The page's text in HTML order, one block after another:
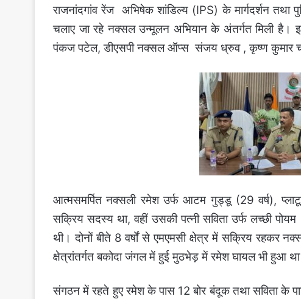
राजनांदगांव रेंज अभिषेक शांडिल्य (IPS) के मार्गदर्शन
चलाए जा रहे नक्सल उन्मूलन अभियान के अंतर्गत मिली है।
पंकज पटेल, डीएसपी नक्सल ऑप्स संजय ध्रुव , कृष्ण कुमार
आत्मसमर्पित नक्सली रमेश उर्फ आटम गुड्डू (29 वर्ष),
सक्रिय सदस्य था, वहीं उसकी पत्नी सविता उर्फ लच्छी
थी। दोनों बीते 8 वर्षों से एमएमसी क्षेत्र में सक्रिय रहकर
क्षेत्रांतर्गत बकोदा जंगल में हुई मुठभेड़ में रमेश घायल भी हुआ
संगठन में रहते हुए रमेश के पास 12 बोर बंदूक तथा सविता के